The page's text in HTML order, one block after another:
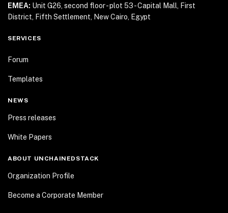
EMEA: Unit G26, second floor - plot 53 - Capital Mall,
First
District, Fifth Settlement, New Cairo, Egypt
SERVICES
Forum
Templates
NEWS
Press releases
White Papers
ABOUT UNCHAINEDSTACK
Organization Profile
Become a Corporate Member